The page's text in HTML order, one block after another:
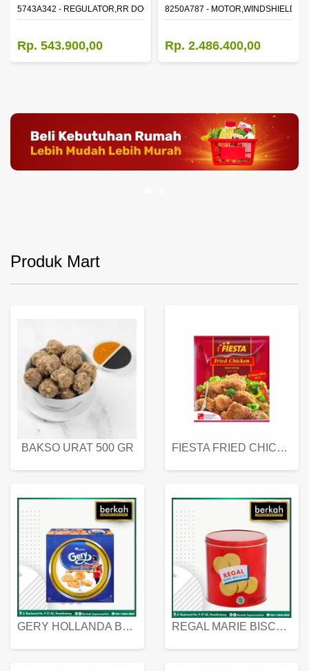
WINDOW,LH
5743A342 - REGULATOR,RR DOOR WINDOW,RH
Rp. 543.900,00
8250A787 - MOTOR,WINDSHIELD
Rp. 2.486.400,00
Produk Mart
BAKSO URAT 500 GR FIESTA FRIED CHICKEN 500 GR
GERY HOLLANDA BUTTER COOKIES 450 GRAM REGAL MARIE BISCUIT KALENG 550 GRAM